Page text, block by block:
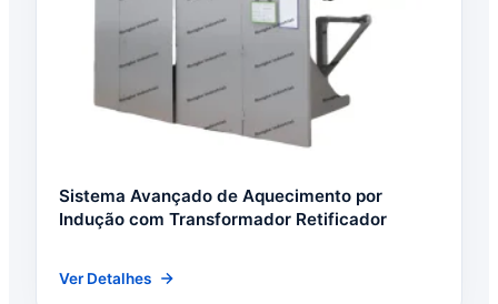
Sistema Avançado de Aquecimento por
Indução com Transformador Retificador
Ver Detalhes